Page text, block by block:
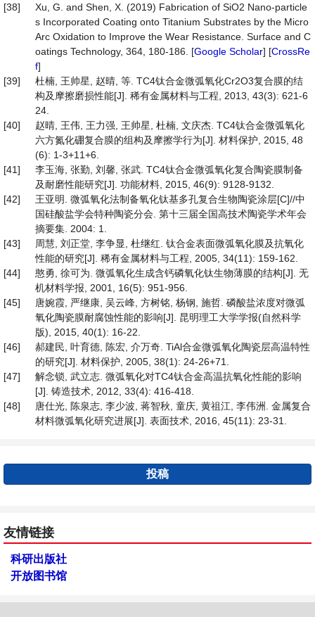
[38]
Xu, G. and Shen, X. (2019) Fabrication of SiO2 Nano-particle
s Incorporated Coating onto Titanium Substrates by the Micro
Arc Oxidation to Improve the Wear Resistance. Surface and C
oatings Technology, 364, 180-186. [Google Scholar] [CrossRe
f]
[39]
杜楠, 王帅星, 赵晴, 等. TC4钛合金微弧氧化Cr2O3复合膜的结
构及摩擦磨损性能[J]. 稀有金属材料与工程, 2013, 43(3): 621-6
24.
[40]
赵晴, 王伟, 王力强, 王帅星, 杜楠, 文庆杰. TC4钛合金微弧氧化
六方氮化硼复合膜的组构及摩擦学行为[J]. 材料保护, 2015, 48
(6): 1-3+11+6.
[41]
李玉海, 张勤, 刘馨, 张武. TC4钛合金微弧氧化复合陶瓷膜制备
及耐磨性能研究[J]. 功能材料, 2015, 46(9): 9128-9132.
[42]
王亚明. 微弧氧化法制备氧化钛基多孔复合生物陶瓷涂层[C]//中
国硅酸盐学会特种陶瓷分会. 第十三届全国高技术陶瓷学术年会
摘要集. 2004: 1.
[43]
周慧, 刘正堂, 李争显, 杜继红. 钛合金表面微弧氧化膜及抗氧化
性能的研究[J]. 稀有金属材料与工程, 2005, 34(11): 159-162.
[44]
憨勇, 徐可为. 微弧氧化生成含钙磷氧化钛生物薄膜的结构[J]. 无
机材料学报, 2001, 16(5): 951-956.
[45]
唐婉霞, 严继康, 吴云峰, 方树铭, 杨钢, 施哲. 磷酸盐浓度对微弧
氧化陶瓷膜耐腐蚀性能的影响[J]. 昆明理工大学学报(自然科学
版), 2015, 40(1): 16-22.
[46]
郝建民, 叶育德, 陈宏, 介万奇. TiAl合金微弧氧化陶瓷层高温特性
的研究[J]. 材料保护, 2005, 38(1): 24-26+71.
[47]
解念锁, 武立志. 微弧氧化对TC4钛合金高温抗氧化性能的影响
[J]. 铸造技术, 2012, 33(4): 416-418.
[48]
唐仕光, 陈泉志, 李少波, 蒋智秋, 童庆, 黄祖江, 李伟洲. 金属复合
材料微弧氧化研究进展[J]. 表面技术, 2016, 45(11): 23-31.
投稿
友情链接
科研出版社
开放图书馆